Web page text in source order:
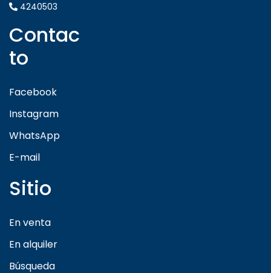
4240503
Contac
to
Facebook
Instagram
WhatsApp
E-mail
Sitio
En venta
En alquiler
Búsqueda